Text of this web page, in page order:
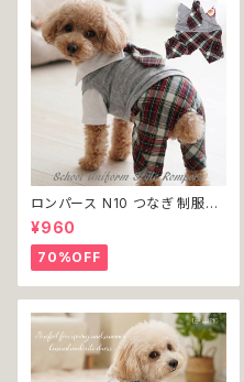
ロンパース N10 つなぎ 制服風
チェック柄 グレー 灰色 コスチュ
ーム コスプレ ドッグウェア dog
犬 猫 ペット 服 犬服 洋服 オシ
ャレ かわいい 小型犬 返品交換
不可
¥960
70%OFF